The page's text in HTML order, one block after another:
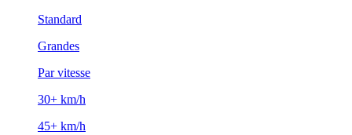
Standard
Grandes
Par vitesse
30+ km/h
45+ km/h